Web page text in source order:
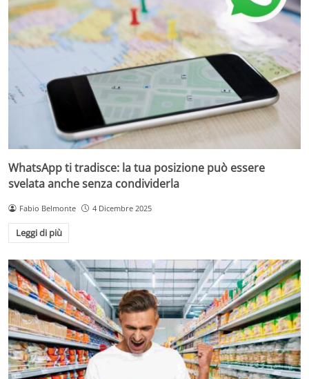
WhatsApp ti tradisce: la tua posizione può essere
svelata anche senza condividerla
Fabio Belmonte 4 Dicembre 2025
Leggi di più